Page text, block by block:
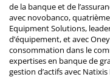
de la banque et de
avec novobanco,
Equipment Solutions,
d’équipement, et avec
consommation dans le
expertises en banque de
gestion d’actifs avec Natixis